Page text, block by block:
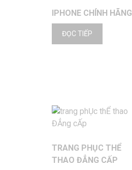
IPHONE CHÍNH HÃNG
ĐỌC TIẾP
TRANG PHỤC THỂ
THAO ĐẲNG CẤP